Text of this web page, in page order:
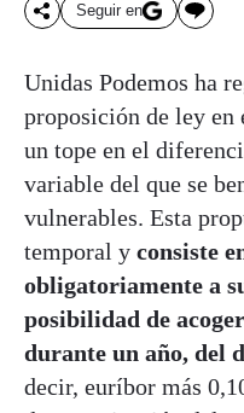
Seguir en
Unidas Podemos ha
proposición de ley en
un tope en el
variable del que se
vulnerables. Esta
temporal y consiste
obligatoriamente a
posibilidad de
durante un año, del
decir, euríbor más